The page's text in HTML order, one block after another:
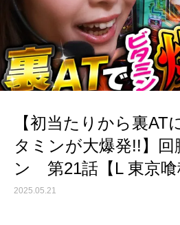
【初当たりから裏AT
タミンが大爆発!!】回
ン 第21話【L 東京喰
2025.05.21